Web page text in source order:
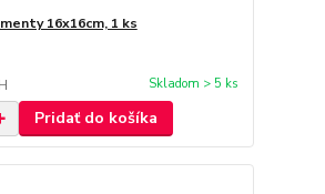
16x16cm, 1 ks
Skladom > 5 ks
Pridať do košíka